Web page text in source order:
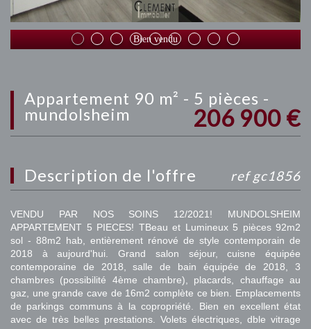
Bien vendu
appartement 90 m² - 5 pièces -
mundolsheim
206 900 €
description de l'offre ref gc1856
VENDU PAR NOS SOINS 12/2021! MUNDOLSHEIM
APPARTEMENT 5 PIECES! TBeau et Lumineux 5 pièces 92m2
sol - 88m2 hab, entièrement rénové de style contemporain de
2018 à aujourd'hui. Grand salon séjour, cuisne équipée
contemporaine de 2018, salle de bain équipée de 2018, 3
chambres (possibilité 4ème chambre), placards, chauffage au
gaz, une grande cave de 16m2 complète ce bien. Emplacements
de parkings communs à la copropriété. Bien en excellent état
avec de très belles prestations. Volets électriques, dble vitrage